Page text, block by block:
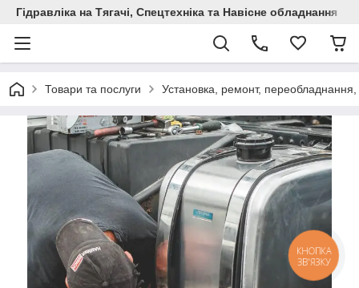
Гідравліка на Тягачі, Спецтехніка та Навісне обладнання
Товари та послуги Установка, ремонт,
КНОПКА
ЗВ'ЯЗКУ